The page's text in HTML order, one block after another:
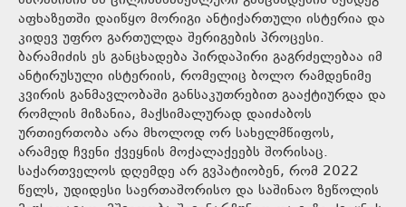
აფხაზეთში დაიწყო მორიგი ანტიქართული ისტერია და
კიდევ უფრო გართულდა შერიგების პროცესი.
ბარამიძის ეს განცხადება პირდაპირი გაგრძელებაა იმ
ანტირუსული ისტერიის, რომელიც ბოლო რამდენიმე
კვირის განმავლობაში განსაკუთრებით გააქტიურდა და
რომლის მიზანია, მაქსიმალურად დაიძაბოს
ურთიერთობა არა მხოლოდ ორ სახელმწიფოს,
არამედ ჩვენი ქვეყნის მოქალაქეებს შორისაც.
საქართველოს დღემდე არ გვპატიობენ, რომ 2022
წელს, უდიდესი საერთაშორისო და საშინაო ზეწოლის